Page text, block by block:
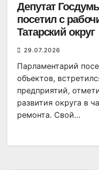
Депутат
посетил с
Татарский округ
29.07.2026
Парламентарий
объектов,
предприятий,
развития округа в
ремонта. Свой…